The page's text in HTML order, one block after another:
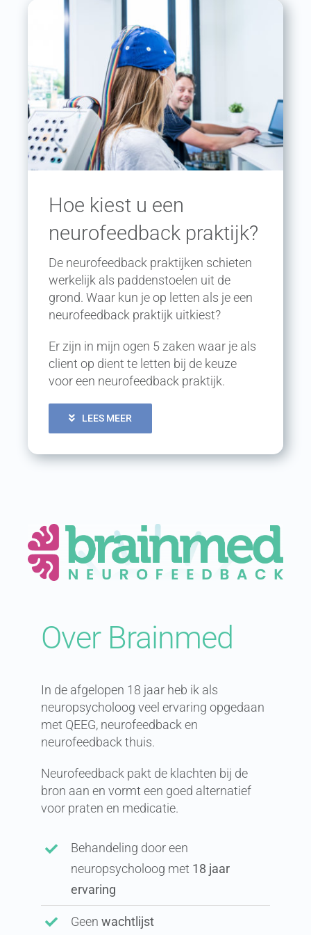
Hoe kiest u een
neurofeedback praktijk?
De neurofeedback praktijken schieten
werkelijk als paddenstoelen uit de
grond. Waar kun je op letten als je een
neurofeedback praktijk uitkiest?
Er zijn in mijn ogen 5 zaken waar je als
client op dient te letten bij de keuze
voor een neurofeedback praktijk.
LEES MEER
Over Brainmed
In de afgelopen 18 jaar heb ik als
neuropsycholoog veel ervaring opgedaan
met QEEG, neurofeedback en
neurofeedback thuis.
Neurofeedback pakt de klachten bij de
bron aan en vormt een goed alternatief
voor praten en medicatie.
Behandeling door een
neuropsycholoog met 18 jaar
ervaring
Geenwachtlijst